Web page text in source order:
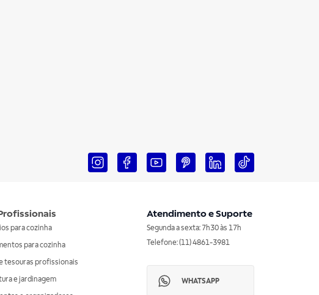
para cozinha
para cozinha
tesouras profissionais
e jardinagem
Atendimento e Suporte
Segunda a sexta: 7h30 às 17h
Telefone: (11) 4861-3981
WHATSAPP